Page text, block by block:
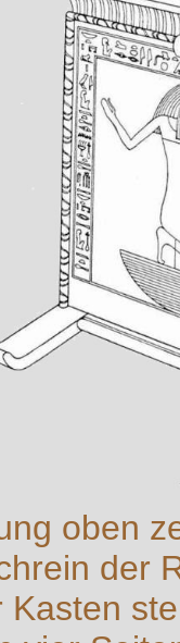
oben
der
Kasten